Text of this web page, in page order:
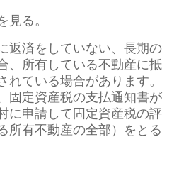
る。
返済をしていない、長期の
、所有している不動産に抵
れている場合があります。
固定資産税の支払通知書が
に申請して固定資産税の評
所有不動産の全部）をとる